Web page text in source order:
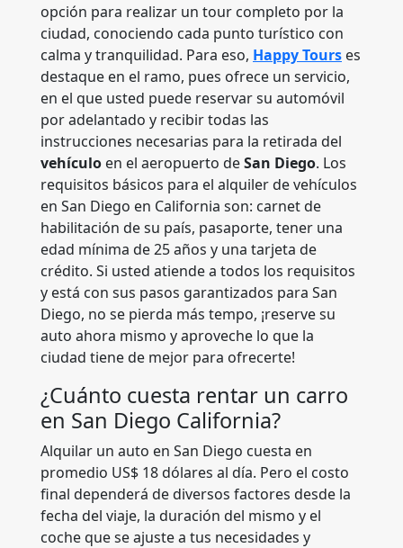
opción para realizar un tour completo por la
ciudad, conociendo cada punto turístico con
calma y tranquilidad. Para eso, Happy Tours es
destaque en el ramo, pues ofrece un servicio,
en el que usted puede reservar su automóvil
por adelantado y recibir todas las
instrucciones necesarias para la retirada del
vehículo en el aeropuerto deSan Diego. Los
requisitos básicos para el alquiler de vehículos
en San Diego en California son: carnet de
habilitación de su país, pasaporte, tener una
edad mínima de 25 años y una tarjeta de
crédito. Si usted atiende a todos los requisitos
y está con sus pasos garantizados para San
Diego, no se pierda más tempo, ¡reserve su
auto ahora mismo y aproveche lo que la
ciudad tiene de mejor para ofrecerte!
¿Cuánto cuesta rentar un carro
en San Diego California?
Alquilar un auto en San Diego cuesta en
promedio US$ 18 dólares al día. Pero el costo
final dependerá de diversos factores desde la
fecha del viaje, la duración del mismo y el
coche que se ajuste a tus necesidades y